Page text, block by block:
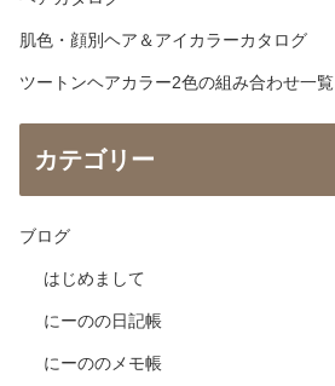
肌色・顔別ヘア＆アイカラーカタログ
ツートンヘアカラー2色の組み合わせ一覧
カテゴリー
ブログ
はじめまして
にーのの日記帳
にーののメモ帳